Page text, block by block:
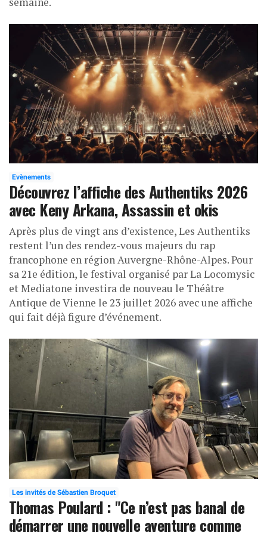
Evènements
Découvrez l’affiche des Authentiks 2026
avec Keny Arkana, Assassin et okis
Après plus de vingt ans d’existence, Les Authentiks
restent l’un des rendez-vous majeurs du rap
francophone en région Auvergne-Rhône-Alpes. Pour
sa 21e édition, le festival organisé par La Locomysic
et Mediatone investira de nouveau le Théâtre
Antique de Vienne le 23 juillet 2026 avec une affiche
qui fait déjà figure d’événement.
Les invités de Sébastien Broquet
Thomas Poulard : "Ce n’est pas banal de
démarrer une nouvelle aventure comme